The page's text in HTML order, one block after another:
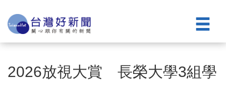
2026放視大賞 長榮大學3組學